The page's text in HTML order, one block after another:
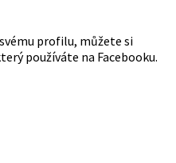
profilu, můžete si
používáte na Facebooku.